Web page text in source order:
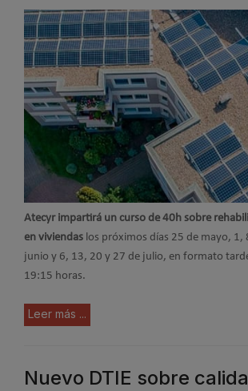
Atecyr impartirá un curso de 40h sobre
en viviendas los próximos días 25 de mayo, 1,
junio y 6, 13, 20 y 27 de julio, en formato
19:15 horas.
Leer más ...
Nuevo DTIE sobre